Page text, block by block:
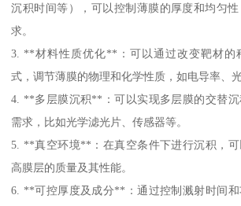
沉积时间等），可以控制薄膜的厚度和均匀
求。
3. **材料性质优化**：可以通过改变靶材的
式，调节薄膜的物理和化学性质，如电导率、
4. **多层膜沉积**：可以实现多层膜的交替
需求，比如光学滤光片、传感器等。
5. **真空环境**：在真空条件下进行沉积，
高膜层的质量及其性能。
6. **可控厚度及成分**：通过控制溅射时间